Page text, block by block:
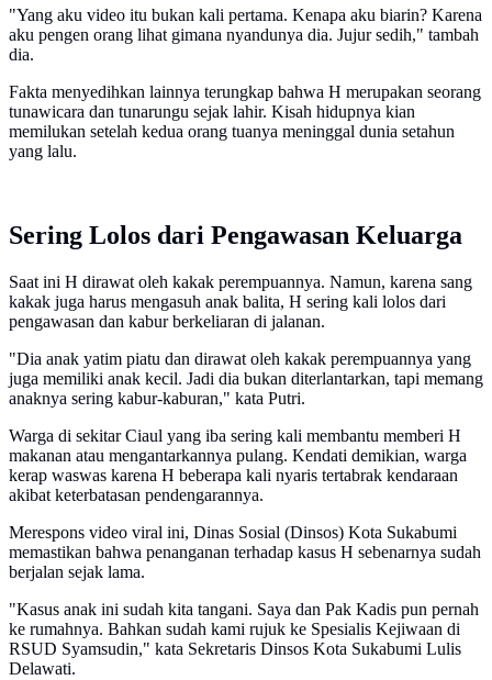
"Yang aku video itu bukan kali pertama. Kenapa aku biarin? Karena
aku pengen orang lihat gimana nyandunya dia. Jujur sedih," tambah
dia.
Fakta menyedihkan lainnya terungkap bahwa H merupakan seorang
tunawicara dan tunarungu sejak lahir. Kisah hidupnya kian
memilukan setelah kedua orang tuanya meninggal dunia setahun
yang lalu.
Sering Lolos dari Pengawasan Keluarga
Saat ini H dirawat oleh kakak perempuannya. Namun, karena sang
kakak juga harus mengasuh anak balita, H sering kali lolos dari
pengawasan dan kabur berkeliaran di jalanan.
"Dia anak yatim piatu dan dirawat oleh kakak perempuannya yang
juga memiliki anak kecil. Jadi dia bukan diterlantarkan, tapi memang
anaknya sering kabur-kaburan," kata Putri.
Warga di sekitar Ciaul yang iba sering kali membantu memberi H
makanan atau mengantarkannya pulang. Kendati demikian, warga
kerap waswas karena H beberapa kali nyaris tertabrak kendaraan
akibat keterbatasan pendengarannya.
Merespons video viral ini, Dinas Sosial (Dinsos) Kota Sukabumi
memastikan bahwa penanganan terhadap kasus H sebenarnya sudah
berjalan sejak lama.
"Kasus anak ini sudah kita tangani. Saya dan Pak Kadis pun pernah
ke rumahnya. Bahkan sudah kami rujuk ke Spesialis Kejiwaan di
RSUD Syamsudin," kata Sekretaris Dinsos Kota Sukabumi Lulis
Delawati.